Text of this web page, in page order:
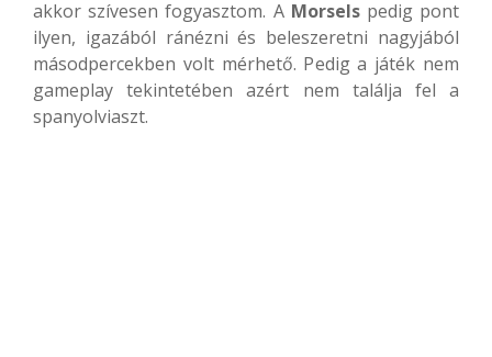
akkor szívesen fogyasztom. A Morsels pedig pont
ilyen, igazából ránézni és beleszeretni nagyjából
másodpercekben volt mérhető. Pedig a játék nem
gameplay tekintetében azért nem találja fel a
spanyolviaszt.